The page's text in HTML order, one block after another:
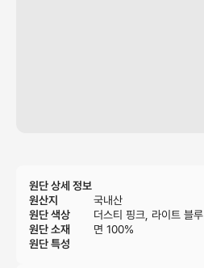
원단 상세 정보
원산지
국내산
원단 색상
더스티 핑크, 라이트 블루
원단 소재
면 100%
원단 특성